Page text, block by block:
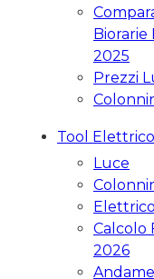
Biorarie
2025
Prezzi
Tool
Luce
Calcolo
2026